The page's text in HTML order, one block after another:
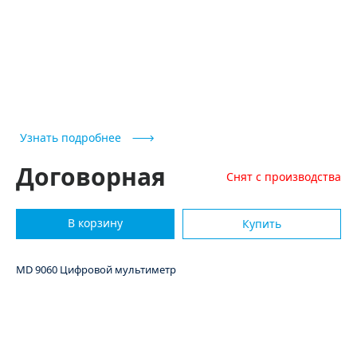
Узнать подробнее
Договорная Снят с производства
В корзину Купить
MD 9060 Цифровой мультиметр